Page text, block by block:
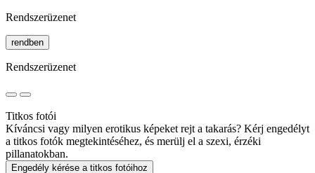
Rendszerüzenet
rendben
Rendszerüzenet
Titkos fotói
Kíváncsi vagy milyen erotikus képeket rejt a takarás? Kérj engedélyt
a titkos fotók megtekintéséhez, és merülj el a szexi, érzéki
pillanatokban.
Engedély kérése a titkos fotóihoz